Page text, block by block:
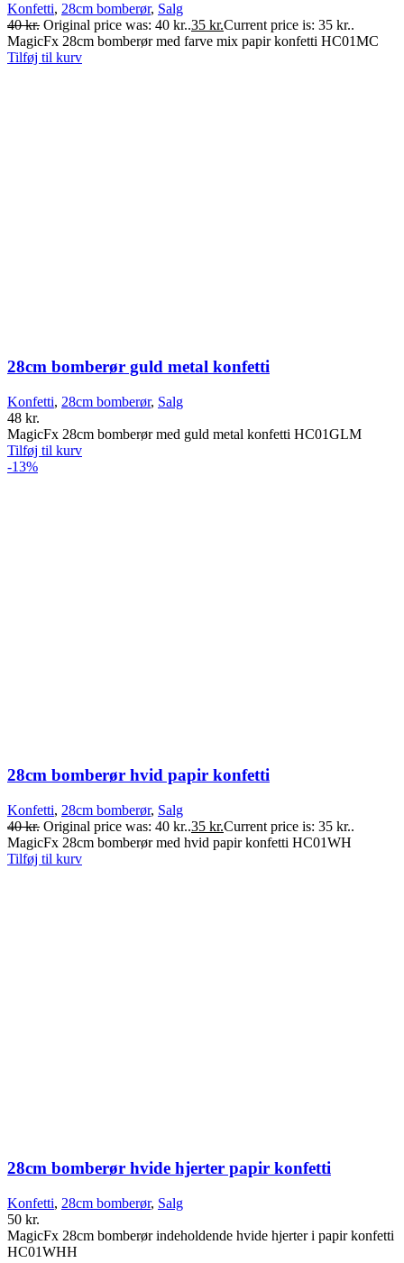
Konfetti, 28cm bomberør, Salg
40kr. Original price was: 40 kr..35 kr.Current price is: 35 kr..
MagicFx 28cm bomberør med farve mix papir konfetti HC01MC
Tilføj til kurv
28cm bomberør guld metal konfetti
Konfetti, 28cm bomberør, Salg
48 kr.
MagicFx 28cm bomberør med guld metal konfetti HC01GLM
Tilføj til kurv
-13%
28cm bomberør hvid papir konfetti
Konfetti, 28cm bomberør, Salg
40kr. Original price was: 40 kr..35 kr.Current price is: 35 kr..
MagicFx 28cm bomberør med hvid papir konfetti HC01WH
Tilføj til kurv
28cm bomberør hvide hjerter papir konfetti
Konfetti, 28cm bomberør, Salg
50 kr.
MagicFx 28cm bomberør indeholdende hvide hjerter i papir konfetti
HC01WHH